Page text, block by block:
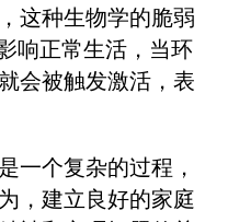
这种生物学的脆弱
响正常生活，当环
会被触发激活，表
一个复杂的过程，
，建立良好的家庭